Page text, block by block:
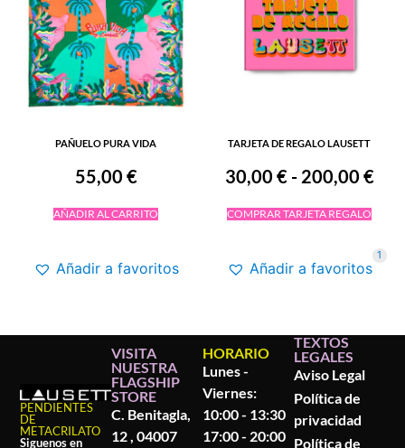
PAÑUELO PURA VIDA
55,00 €
AÑADIR AL CARRITO
Añadir a favoritos
TARJETA DE REGALO LAUSETT
30,00 € - 200,00 €
COMPRAR TARJETA REGALO
Añadir a favoritos
1
PENDIENTES
DE
METACRILATO
Siguenos en
VISITA
NUESTRA
FLAGSHIP
STORE
C. Benitagla,
12 , 04007
HORARIO
Lunes -
Viernes:
10:00 - 13:30
17:00 - 20:00
TEXTOS
LEGALES
Aviso Legal
Política de
privacidad
Política de